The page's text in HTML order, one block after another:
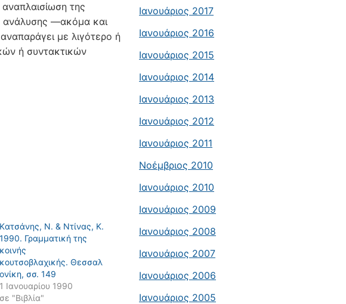
της
ανάλυσης ―ακόμα και
με λιγότερο ή
ή συντακτικών
Kατσάνης, Ν. & Ντίνας, Κ.
1990. Γραμματική της
κοινής
κουτσοβλαχικής. Θεσσαλ
ονίκη, σσ. 149
1 Ιανουαρίου 1990
σε "Βιβλία"
Ιανουάριος 2017
Ιανουάριος 2016
Ιανουάριος 2015
Ιανουάριος 2014
Ιανουάριος 2013
Ιανουάριος 2012
Ιανουάριος 2011
Νοέμβριος 2010
Ιανουάριος 2010
Ιανουάριος 2009
Ιανουάριος 2008
Ιανουάριος 2007
Ιανουάριος 2006
Ιανουάριος 2005